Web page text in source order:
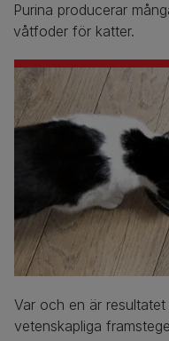
Purina producerar
våtfoder för katter.
Var och en är
vetenskapliga